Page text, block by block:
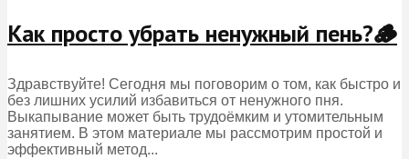
Как просто убрать ненужный пень?🪵
Здравствуйте! Сегодня мы поговорим о том, как быстро и
без лишних усилий избавиться от ненужного пня.
Выкапывание может быть трудоёмким и утомительным
занятием. В этом материале мы рассмотрим простой и
эффективный метод...